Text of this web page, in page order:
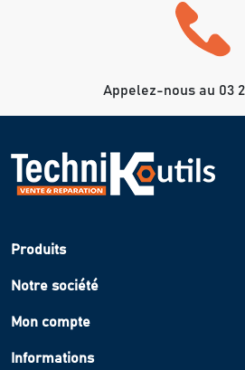
Appelez-nous au 03
Produits
Notre société
Mon compte
Informations